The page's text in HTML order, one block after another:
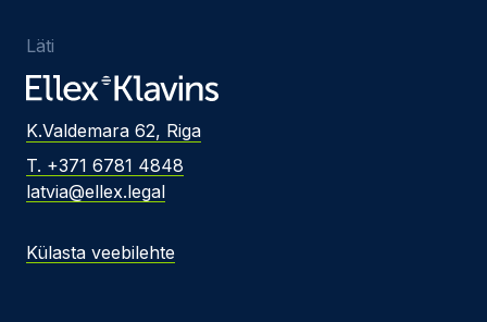
Läti
K.Valdemara 62, Riga
T. +371 6781 4848
latvia@ellex.legal
Külasta veebilehte